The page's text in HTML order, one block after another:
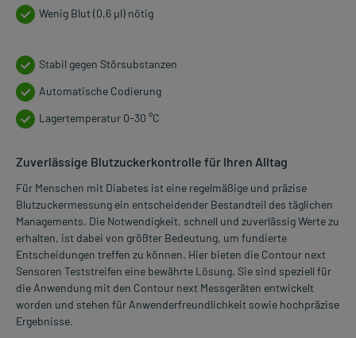
Wenig Blut (0,6 µl) nötig
Stabil gegen Störsubstanzen
Automatische Codierung
Lagertemperatur 0-30 °C
Zuverlässige Blutzuckerkontrolle für Ihren Alltag
Für Menschen mit Diabetes ist eine regelmäßige und präzise
Blutzuckermessung ein entscheidender Bestandteil des täglichen
Managements. Die Notwendigkeit, schnell und zuverlässig Werte zu
erhalten, ist dabei von größter Bedeutung, um fundierte
Entscheidungen treffen zu können. Hier bieten die Contour next
Sensoren Teststreifen eine bewährte Lösung. Sie sind speziell für
die Anwendung mit den Contour next Messgeräten entwickelt
worden und stehen für Anwenderfreundlichkeit sowie hochpräzise
Ergebnisse.